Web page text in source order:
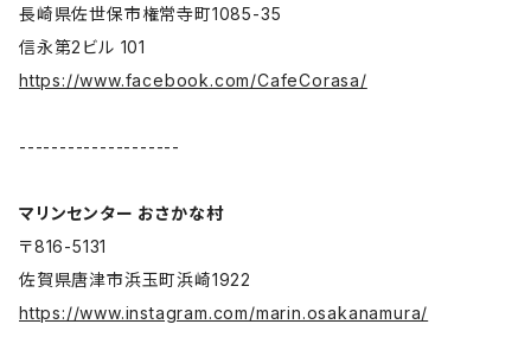
長崎県佐世保市権常寺町1085-35
信永第2ビル 101
https://www.facebook.com/CafeCorasa/
--------------------
マリンセンター おさかな村
〒816-5131
佐賀県唐津市浜玉町浜崎1922
https://www.instagram.com/marin.osakanamura/